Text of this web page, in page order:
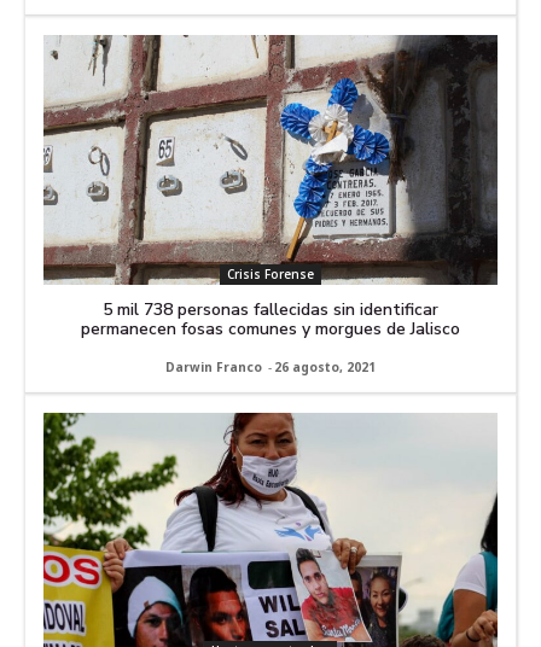
Crisis Forense
5 mil 738 personas fallecidas sin identificar
permanecen fosas comunes y morgues de Jalisco
Darwin Franco - 26 agosto, 2021